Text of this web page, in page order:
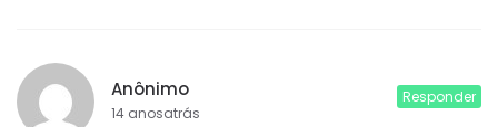
Anônimo
14 anosatrás
Responder